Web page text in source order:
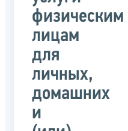
физическим
лицам
для
личных,
домашних
и